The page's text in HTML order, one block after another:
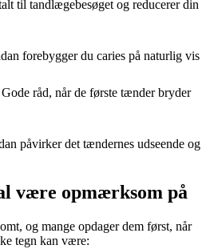
til tandlægebesøget og reducerer din
forebygger du caries på naturlig vis
råd, når de første tænder bryder
påvirker det tændernes udseende og
være opmærksom på
og mange opdager dem først, når
tegn kan være: